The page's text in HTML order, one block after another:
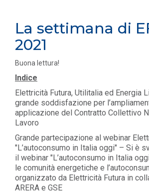
La settimana di
2021
Buona lettura!
Indice
Elettricità Futura, Utilitalia ed Energia
grande soddisfazione per
applicazione del Contratto Collettivo
Lavoro
Grande partecipazione al webinar
"L’autoconsumo in Italia oggi" – Si è
il webinar "L’autoconsumo in Italia
le comunità energetiche e
organizzato da Elettricità Futura in
ARERA e GSE